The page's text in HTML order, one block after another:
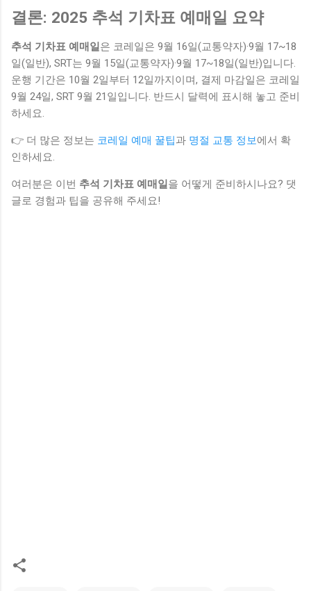
결론: 2025 추석 기차표 예매일 요약
추석 기차표 예매일은 코레일은 9월 16일(교통약자)·9월 17~18
일(일반), SRT는 9월 15일(교통약자)·9월 17~18일(일반)입니다.
운행 기간은 10월 2일부터 12일까지이며, 결제 마감일은 코레일
9월 24일, SRT 9월 21일입니다. 반드시 달력에 표시해 놓고 준비
하세요.
👉 더 많은 정보는 코레일 예매 꿀팁과 명절 교통 정보에서 확
인하세요.
여러분은 이번 추석 기차표 예매일을 어떻게 준비하시나요? 댓
글로 경험과 팁을 공유해 주세요!